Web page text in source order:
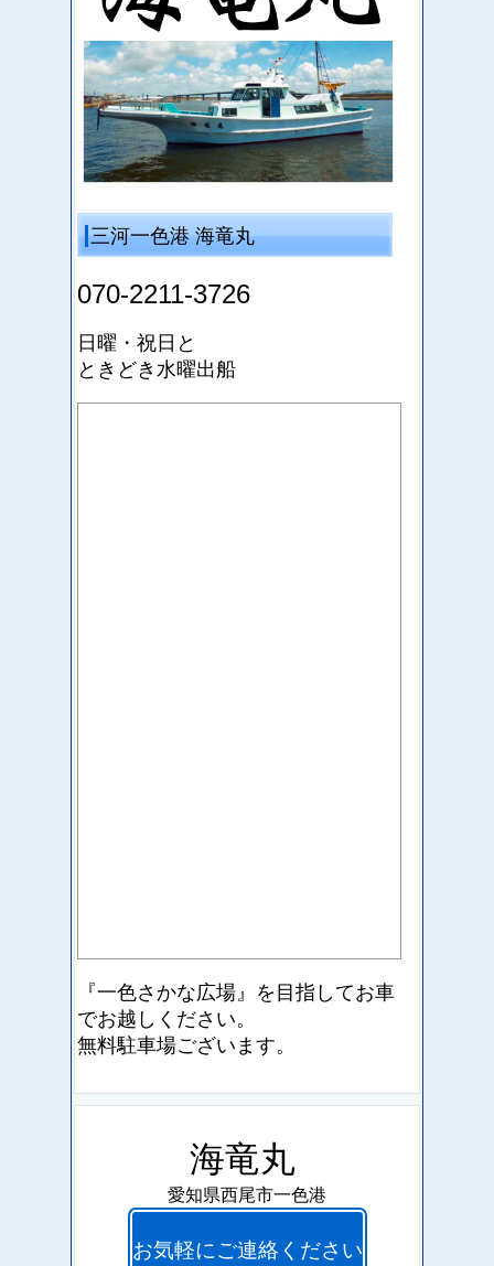
三河一色港 海竜丸
070-2211-3726
日曜・祝日と
ときどき水曜出船
『一色さかな広場』を目指してお車
でお越しください。
無料駐車場ございます。
海竜丸
愛知県西尾市一色港
お気軽にご連絡ください